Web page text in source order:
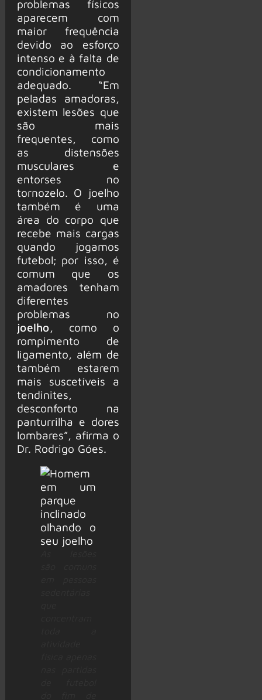
problemas físicos
aparecem com
maior frequência
devido ao esforço
intenso e à falta de
condicionamento
adequado. “Em
peladas amadoras,
existem lesões que
são mais
frequentes, como
as distensões
musculares e
entorses no
tornozelo. O joelho
também é uma
área do corpo que
recebe mais cargas
quando jogamos
futebol; por isso, é
comum que os
amadores tenham
diferentes
problemas no
joelho, como o
rompimento de
ligamento, além de
também estarem
mais suscetíveis a
tendinites,
desconforto na
panturrilha e dores
lombares”, afirma o
Dr. Rodrigo Góes.